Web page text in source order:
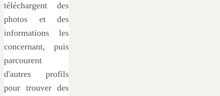
téléchargent des
photos et des
informations les
concernant, puis
parcourent
d'autres profils
pour trouver des